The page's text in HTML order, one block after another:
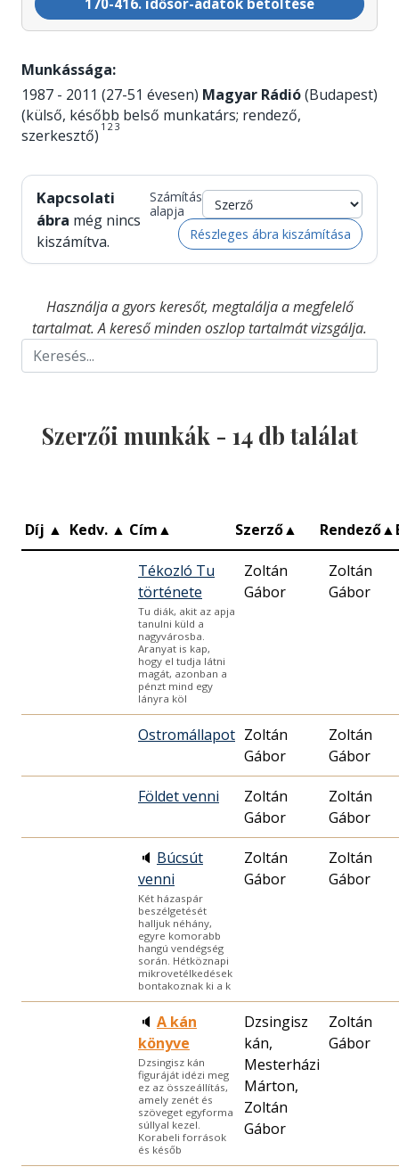
170-416. idősor-adatok betöltése
Munkássága:
1987 - 2011 (27-51 évesen) Magyar Rádió(Budapest)
(külső, később belső munkatárs; rendező,
szerkesztő) 1 23
Kapcsolati
ábra még nincs
kiszámítva.
Számítás
alapja
Részleges ábra kiszámítása
Használja a gyors keresőt, megtalálja a megfelelő
tartalmat. A kereső minden oszlop tartalmát vizsgálja.
Szerzői munkák - 14db találat
Díj ▲ Kedv. ▲ Cím▲ Szerző▲ Rendező▲
Tékozló Tu
története
Tu diák, akit az apja
tanulni küld a
nagyvárosba.
Aranyat is kap,
hogy el tudja látni
magát, azonban a
pénzt mind egy
lányra köl
Zoltán
Gábor
Zoltán
Gábor
Ostromállapot Zoltán
Gábor
Zoltán
Gábor
Földet venni
Zoltán
Gábor
Zoltán
Gábor
🔈 Búcsút
venni
Két házaspár
beszélgetését
halljuk néhány,
egyre komorabb
hangú vendégség
során. Hétköznapi
mikrovetélkedések
bontakoznak ki a k
Zoltán
Gábor
Zoltán
Gábor
🔈 A kán
könyve
Dzsingisz kán
figuráját idézi meg
ez az összeállítás,
amely zenét és
szöveget egyforma
súllyal kezel.
Korabeli források
és későb
Dzsingisz
kán,
Mesterházi
Márton,
Zoltán
Gábor
Zoltán
Gábor